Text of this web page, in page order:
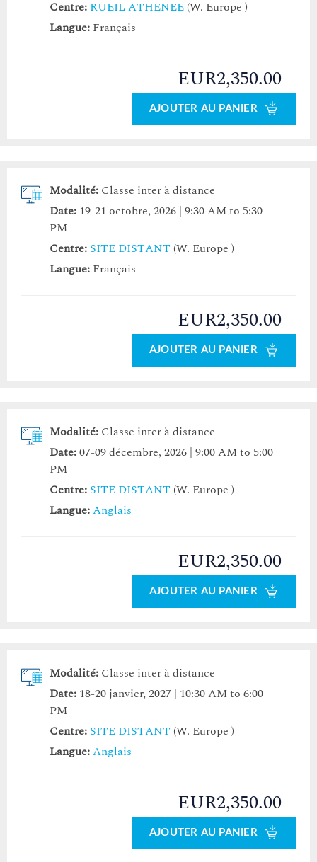
Centre: RUEIL ATHENEE (W. Europe )
Langue: Français
EUR2,350.00
AJOUTER AU PANIER
Modalité: Classe inter à distance
Date: 19-21 octobre, 2026 | 9:30 AM to 5:30
PM
Centre: SITE DISTANT (W. Europe )
Langue: Français
EUR2,350.00
AJOUTER AU PANIER
Modalité: Classe inter à distance
Date:07-09 décembre, 2026 | 9:00 AM to 5:00
PM
Centre: SITE DISTANT (W. Europe )
Langue:Anglais
EUR2,350.00
AJOUTER AU PANIER
Modalité: Classe inter à distance
Date: 18-20 janvier, 2027 | 10:30 AM to 6:00
PM
Centre: SITE DISTANT (W. Europe )
Langue:Anglais
EUR2,350.00
AJOUTER AU PANIER